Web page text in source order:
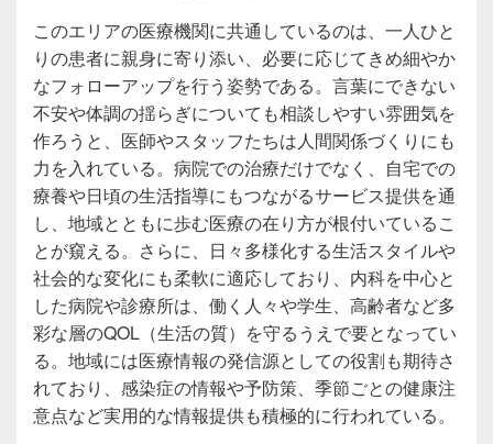
このエリアの医療機関に共通しているのは、一人ひと
りの患者に親身に寄り添い、必要に応じてきめ細やか
なフォローアップを行う姿勢である。言葉にできない
不安や体調の揺らぎについても相談しやすい雰囲気を
作ろうと、医師やスタッフたちは人間関係づくりにも
力を入れている。病院での治療だけでなく、自宅での
療養や日頃の生活指導にもつながるサービス提供を通
し、地域とともに歩む医療の在り方が根付いているこ
とが窺える。さらに、日々多様化する生活スタイルや
社会的な変化にも柔軟に適応しており、内科を中心と
した病院や診療所は、働く人々や学生、高齢者など多
彩な層のQOL（生活の質）を守るうえで要となってい
る。地域には医療情報の発信源としての役割も期待さ
れており、感染症の情報や予防策、季節ごとの健康注
意点など実用的な情報提供も積極的に行われている。